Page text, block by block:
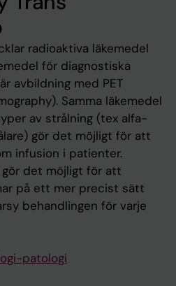
radioaktiva läkemedel
för diagnostiska
avbildning med PET
Samma läkemedel
av strålning (tex alfa-
gör det möjligt för att
infusion i patienter.
det möjligt för att
på ett mer precist sätt
behandlingen för varje
patologi